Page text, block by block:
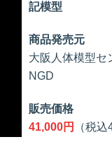
記模型
商品発売元
大阪人体模型
NGD
販売価格
41,000円
（税込